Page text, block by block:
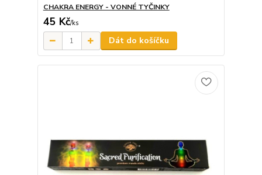
CHAKRA ENERGY - VONNÉ TYČINKY
45 Kč/ks
Dát do košíčku